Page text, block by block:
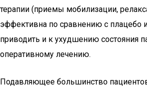
терапии (приемы мобилизации,
эффективна по сравнению с плацебо
приводить и к ухудшению состояния
оперативному лечению.
Подавляющее большинство